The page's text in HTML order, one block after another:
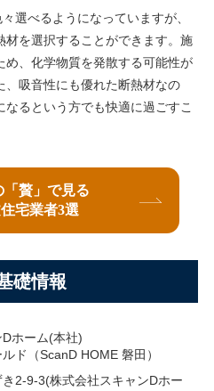
選べるようになっていますが、
を選択することができます。施
め、化学物質を発散する可能性が
、吸音性にも優れた断熱材なの
るという方でも快適に過ごすこ
贅」で見る
宅業者3選
礎情報
ホーム(本社)
ド（ScanD HOME 磐田）
2-9-3(株式会社スキャンDホー